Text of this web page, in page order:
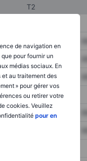
de navigation en
pour fournir un
médias sociaux. En
au traitement des
» pour gérer vos
ou retirer votre
cookies. Veuillez
pour en
T2
XXXXXXX
XXXXXXX
XXXXXXX